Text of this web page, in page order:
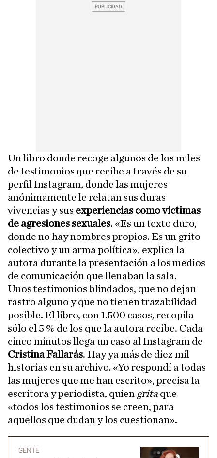
Un libro donde recoge algunos de los miles
de testimonios que recibe a través de su
perfil Instagram, donde las mujeres
anónimamente le relatan sus duras
vivencias y sus experiencias como víctimas
de agresiones sexuales. «Es un texto duro,
donde no hay nombres propios. Es un grito
colectivo y un arma política», explica la
autora durante la presentación a los medios
de comunicación que llenaban la sala.
Unos testimonios blindados, que no dejan
rastro alguno y que no tienen trazabilidad
posible. El libro, con 1.500 casos, recopila
sólo el 5 % de los que la autora recibe. Cada
cinco minutos llega un caso al Instagram de
Cristina Fallarás. Hay ya más de diez mil
historias en su archivo. «Yo respondí a todas
las mujeres que me han escrito», precisa la
escritora y periodista, quien grita que
«todos los testimonios se creen, para
aquellos que dudan y los cuestionan».
GENTE